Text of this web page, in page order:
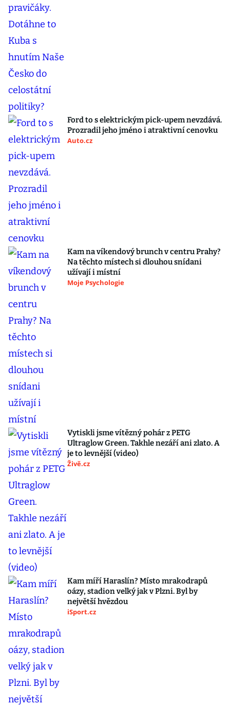
Ford to s elektrickým pick-upem nevzdává.
Prozradil jeho jméno i atraktivní cenovku
Auto.cz
Kam na víkendový brunch v centru Prahy?
Na těchto místech si dlouhou snídani
užívají i místní
Moje Psychologie
Vytiskli jsme vítězný pohár z PETG
Ultraglow Green. Takhle nezáří ani zlato. A
je to levnější (video)
Živě.cz
Kam míří Haraslín? Místo mrakodrapů
oázy, stadion velký jak v Plzni. Byl by
největší hvězdou
iSport.cz